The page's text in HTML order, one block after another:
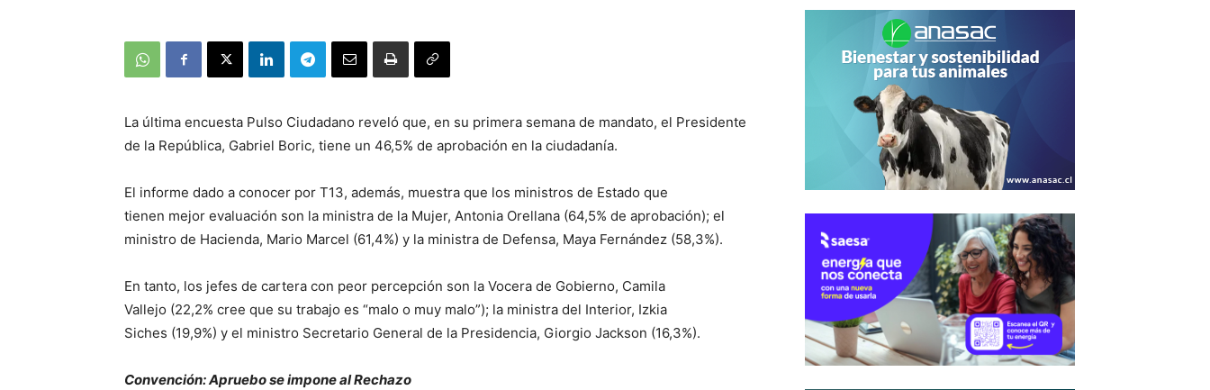
La última encuesta Pulso Ciudadano reveló que, en su primera semana de mandato, el Presidente
de la República, Gabriel Boric, tiene un 46,5% de aprobación en la ciudadanía.
El informe dado a conocer por T13, además, muestra que los ministros de Estado que
tienen mejor evaluación son la ministra de la Mujer, Antonia Orellana (64,5% de aprobación); el
ministro de Hacienda, Mario Marcel (61,4%) y la ministra de Defensa, Maya Fernández (58,3%).
En tanto, los jefes de cartera con peor percepción son la Vocera de Gobierno, Camila
Vallejo (22,2% cree que su trabajo es “malo o muy malo”); la ministra del Interior, Izkia
Siches (19,9%) y el ministro Secretario General de la Presidencia, Giorgio Jackson (16,3%).
Convención: Apruebo se impone al Rechazo